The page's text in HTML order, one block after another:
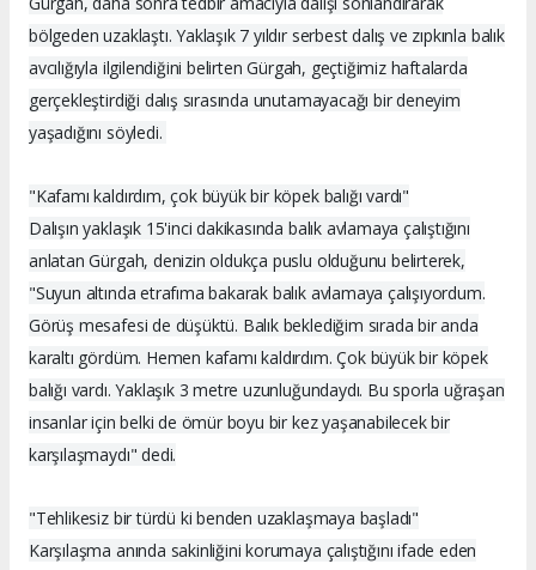
bölgeden uzaklaştı. Yaklaşık 7 yıldır serbest dalış ve zıpkınla balık
avcılığıyla ilgilendiğini belirten Gürgah, geçtiğimiz haftalarda
gerçekleştirdiği dalış sırasında unutamayacağı bir deneyim
yaşadığını söyledi.
"Kafamı kaldırdım, çok büyük bir köpek balığı vardı"
Dalışın yaklaşık 15'inci dakikasında balık avlamaya çalıştığını
anlatan Gürgah, denizin oldukça puslu olduğunu belirterek,
"Suyun altında etrafıma bakarak balık avlamaya çalışıyordum.
Görüş mesafesi de düşüktü. Balık beklediğim sırada bir anda
karaltı gördüm. Hemen kafamı kaldırdım. Çok büyük bir köpek
balığı vardı. Yaklaşık 3 metre uzunluğundaydı. Bu sporla uğraşan
insanlar için belki de ömür boyu bir kez yaşanabilecek bir
karşılaşmaydı" dedi.
"Tehlikesiz bir türdü ki benden uzaklaşmaya başladı"
Karşılaşma anında sakinliğini korumaya çalıştığını ifade eden